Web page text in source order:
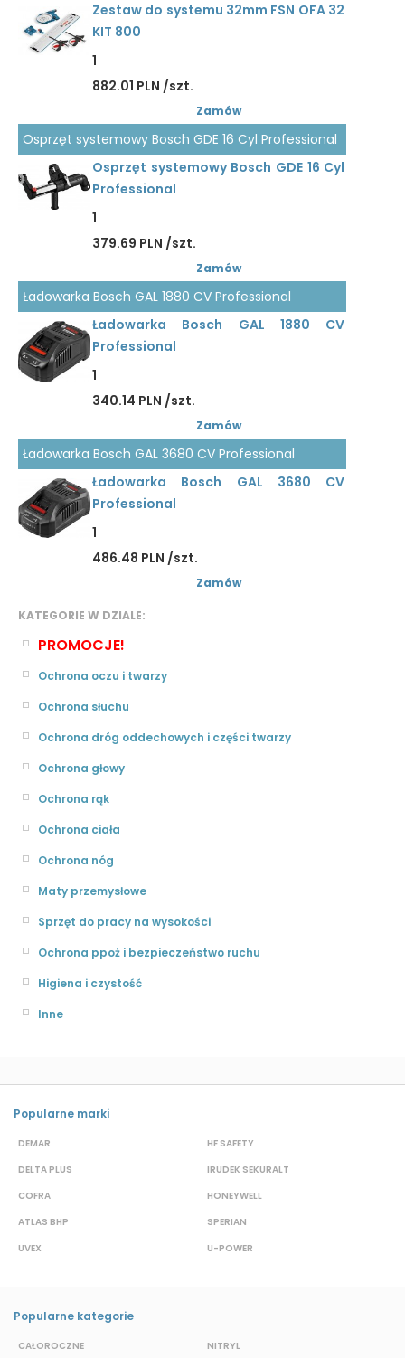
KATEGORIE W DZIALE:
PROMOCJE!
Ochrona oczu i twarzy
Ochrona słuchu
Ochrona dróg oddechowych i części twarzy
Ochrona głowy
Ochrona rąk
Ochrona ciała
Ochrona nóg
Maty przemysłowe
Sprzęt do pracy na wysokości
Ochrona ppoż i bezpieczeństwo ruchu
Higiena i czystość
Inne
Zestaw do systemu 32mm FSN OFA 32
KIT 800
1
882.01 PLN /szt.
Zamów
Osprzęt systemowy Bosch GDE 16 Cyl Professional
Osprzęt systemowy Bosch GDE 16 Cyl
Professional
1
379.69 PLN /szt.
Zamów
Ładowarka Bosch GAL 1880 CV Professional
Ładowarka Bosch GAL 1880 CV
Professional
1
340.14 PLN /szt.
Zamów
Ładowarka Bosch GAL 3680 CV Professional
Ładowarka Bosch GAL 3680 CV
Professional
1
486.48 PLN /szt.
Zamów
Popularne marki
DEMAR
DELTA PLUS
COFRA
ATLAS BHP
UVEX
HF SAFETY
IRUDEK SEKURALT
HONEYWELL
SPERIAN
U-POWER
Popularne kategorie
CAŁOROCZNE
NITRYL